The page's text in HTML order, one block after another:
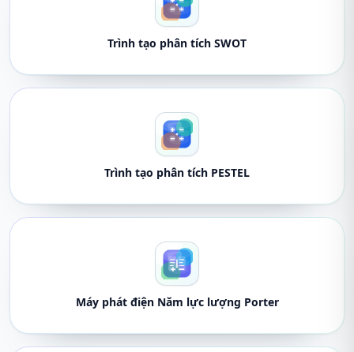
Trình tạo phân tích SWOT
Trình tạo phân tích PESTEL
Máy phát điện Năm lực lượng Porter